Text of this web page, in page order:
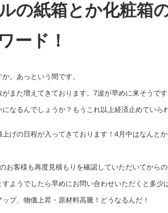
の紙箱とか化粧箱
ード！
。あっという間です。
また増えてきております。7波が早めに来そうです
なるんでしょうか？もうこれ以上経済止めていら
げの日程が入ってきております！4月中はなんと
お客様も再度見積もりを確認していただいてから
ようでしたら早めにお問い合わせいただくと多少
プ、物価上昇・原材料高騰！どうなるんだ！